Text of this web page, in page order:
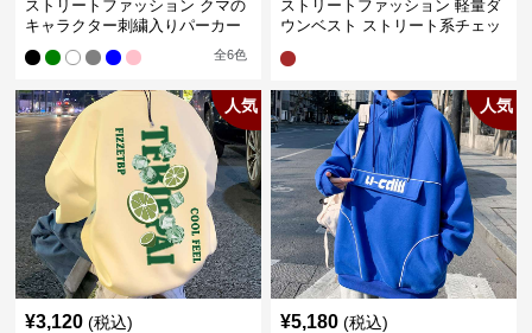
ストリートファッション クマの
キャラクター刺繍入りパーカー
全6色
ストリートファッション 軽量ダ
ウンベスト ストリート系チェッ
人気
¥3,120 (税込)
人気
¥5,180 (税込)